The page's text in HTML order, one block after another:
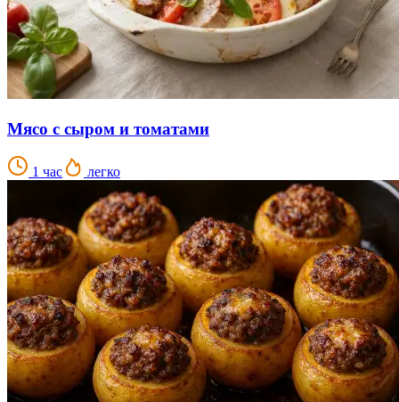
Мясо с сыром и томатами
1 час легко